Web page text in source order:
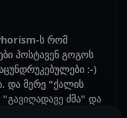
ს რომ
პოსტავენ გოგოს
:-)
და მერე "ქალის
ძმა" და